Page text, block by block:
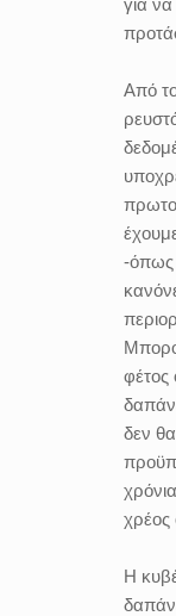
για
Από
-όπως
φέτος
δεν
χρέος
Η